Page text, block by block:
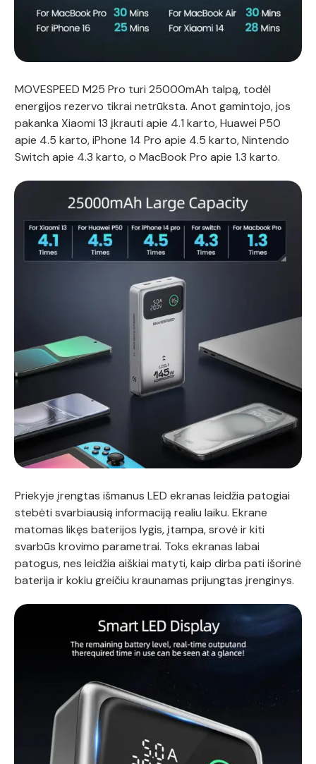
MOVESPEED M25 Pro turi 25000mAh talpą, todėl
energijos rezervo tikrai netrūksta. Anot gamintojo, jos
pakanka Xiaomi 13 įkrauti apie 4.1 karto, Huawei P50
apie 4.5 karto, iPhone 14 Pro apie 4.5 karto, Nintendo
Switch apie 4.3 karto, o MacBook Pro apie 1.3 karto.
Priekyje įrengtas išmanus LED ekranas leidžia patogiai
stebėti svarbiausią informaciją realiu laiku. Ekrane
matomas likęs baterijos lygis, įtampa, srovė ir kiti
svarbūs krovimo parametrai. Toks ekranas labai
patogus, nes leidžia aiškiai matyti, kaip dirba pati išorinė
baterija ir kokiu greičiu kraunamas prijungtas įrenginys.